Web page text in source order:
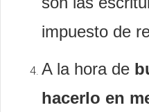
impuesto de
A la hora de
hacerlo en